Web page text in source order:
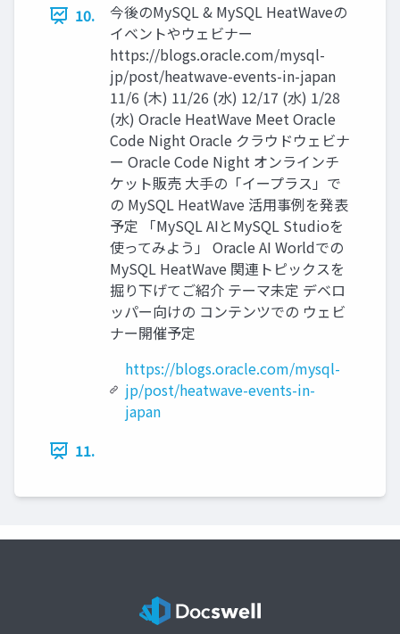
10.
今後のMySQL & MySQL HeatWaveの
イベントやウェビナー
https://blogs.oracle.com/mysql-
jp/post/heatwave-events-in-japan
11/6 (木) 11/26 (水) 12/17 (水) 1/28
(水) Oracle HeatWave Meet Oracle
Code Night Oracle クラウドウェビナ
ー Oracle Code Night オンラインチ
ケット販売 大手の「イープラス」で
の MySQL HeatWave 活用事例を発表
予定 「MySQL AIとMySQL Studioを
使ってみよう」 Oracle AI Worldでの
MySQL HeatWave 関連トピックスを
掘り下げてご紹介 テーマ未定 デベロ
ッパー向けの コンテンツでの ウェビ
ナー開催予定
https://blogs.oracle.com/mysql-
jp/post/heatwave-events-in-
japan
11.